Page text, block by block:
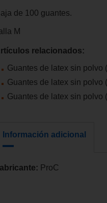
de 100 guantes.
M
relacionados:
Guantes de latex sin polvo
Guantes de latex sin polvo
Guantes de latex sin polvo
Información adicional
ProC